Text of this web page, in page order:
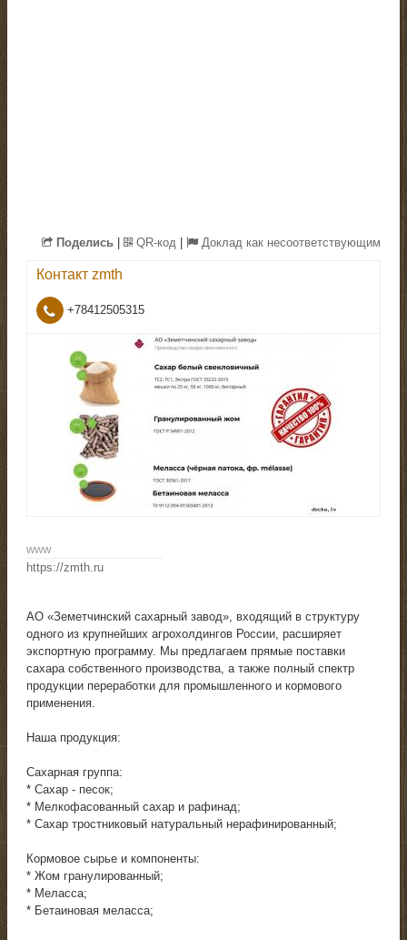
Поделись | QR-код | Доклад как несоответствующим
Контакт zmth
+78412505315
www
https://zmth.ru
АО «Земетчинский сахарный завод», входящий в структуру
одного из крупнейших агрохолдингов России, расширяет
экспортную программу. Мы предлагаем прямые поставки
сахара собственного производства, а также полный спектр
продукции переработки для промышленного и кормового
применения.
Наша продукция:
Сахарная группа:
* Сахар - песок;
* Мелкофасованный сахар и рафинад;
* Сахар тростниковый натуральный нерафинированный;
Кормовое сырье и компоненты:
* Жом гранулированный;
* Меласса;
* Бетаиновая меласса;